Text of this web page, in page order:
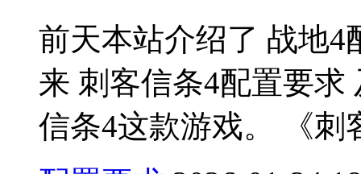
前天本站介绍了 战地4
来 刺客信条4配置要求
信条4这款游戏。 《刺